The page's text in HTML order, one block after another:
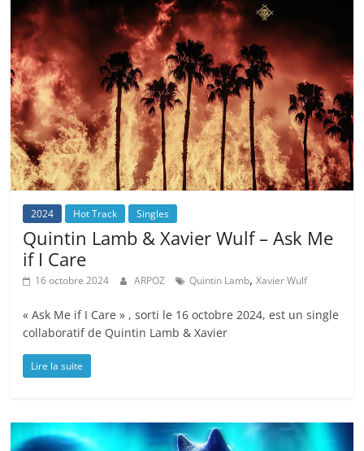
2024 Hot Track Singles
Quintin Lamb & Xavier Wulf – Ask Me
if I Care
16 octobre 2024 ARPOZ Quintin Lamb,Xavier Wulf
« Ask Me if I Care » , sorti le 16 octobre 2024, est un single
collaboratif de Quintin Lamb & Xavier
Lire la suite